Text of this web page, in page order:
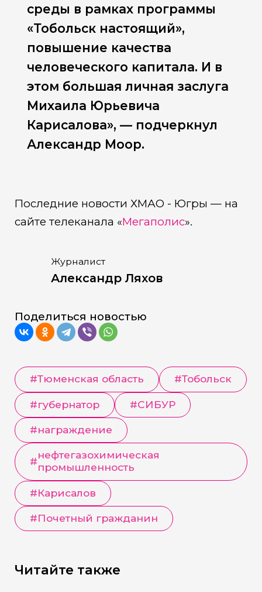
среды в рамках программы
«Тобольск настоящий»,
повышение качества
человеческого капитала. И в
этом большая личная заслуга
Михаила Юрьевича
Карисалова», — подчеркнул
Александр Моор.
Последние новости ХМАО - Югры — на
сайте телеканала «Мегаполис».
Журналист
Александр Ляхов
Поделиться новостью
#Тюменская область #Тобольск
#губернатор #СИБУР
#награждение
#нефтегазохимическая
промышленность
#Карисалов
#Почетный гражданин
Читайте также